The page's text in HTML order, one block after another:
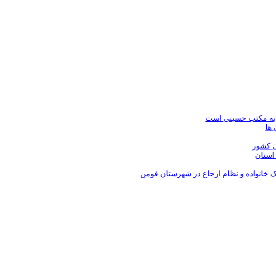
به مکتب حسینی است
ها
كشور
خانواده و نظام ارجاع در شهرستان فومن